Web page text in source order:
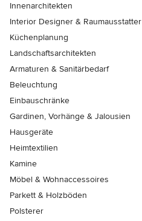
Innenarchitekten
Interior Designer & Raumausstatter
Küchenplanung
Landschaftsarchitekten
Armaturen & Sanitärbedarf
Beleuchtung
Einbauschränke
Gardinen, Vorhänge & Jalousien
Hausgeräte
Heimtextilien
Kamine
Möbel & Wohnaccessoires
Parkett & Holzböden
Polsterer